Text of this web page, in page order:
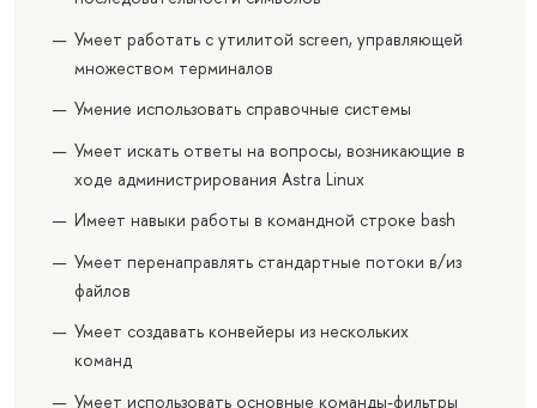
Умеет работать с утилитой screen, управляющей
множеством терминалов
Умение использовать справочные системы
Умеет искать ответы на вопросы, возникающие в
ходе администрирования Astra Linux
Имеет навыки работы в командной строке bash
Умеет перенаправлять стандартные потоки в/из
файлов
Умеет создавать конвейеры из нескольких
команд
Умеет использовать основные команды-фильтры